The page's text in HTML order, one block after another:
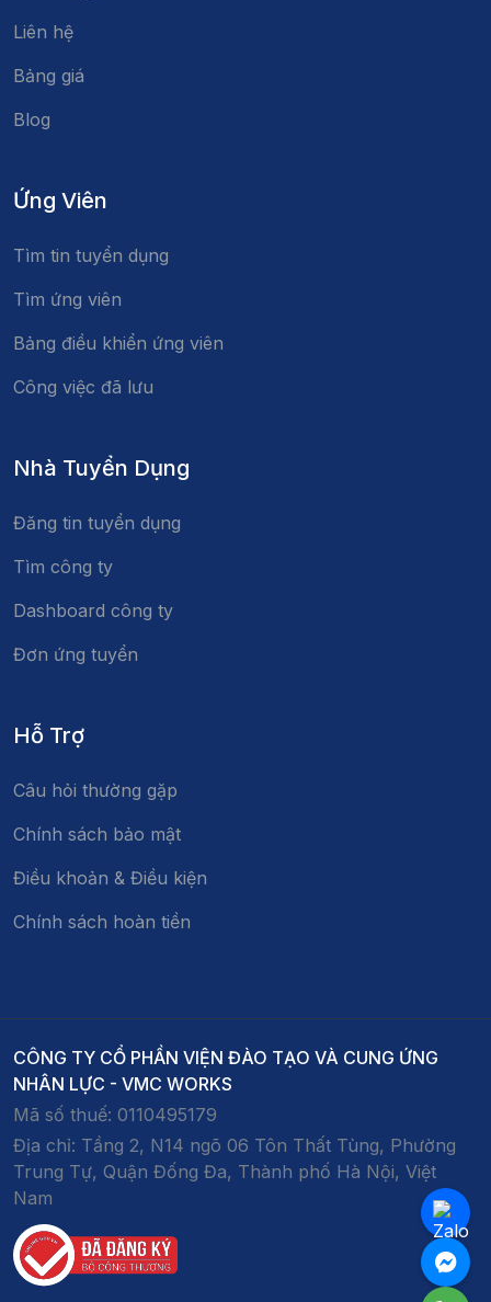
Liên hệ
Bảng giá
Blog
Ứng Viên
Tìm tin tuyển dụng
Tìm ứng viên
Bảng điều khiển ứng viên
Công việc đã lưu
Nhà Tuyển Dụng
Đăng tin tuyển dụng
Tìm công ty
Dashboard công ty
Đơn ứng tuyển
Hỗ Trợ
Câu hỏi thường gặp
Chính sách bảo mật
Điều khoản & Điều kiện
Chính sách hoàn tiền
CÔNG TY CỔ PHẦN VIỆN ĐÀO TẠO VÀ CUNG ỨNG
NHÂN LỰC - VMC WORKS
Mã số thuế: 0110495179
Địa chỉ: Tầng 2, N14 ngõ 06 Tôn Thất Tùng, Phường
Trung Tự, Quận Đống Đa, Thành phố Hà Nội, Việt
Nam